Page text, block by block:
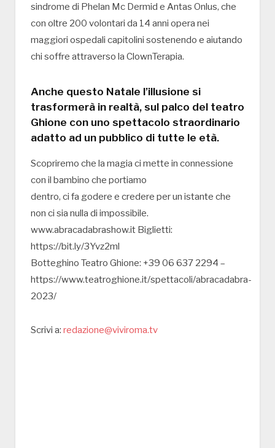
sindrome di Phelan Mc Dermid e Antas Onlus, che
con oltre 200 volontari da 14 anni opera nei
maggiori ospedali capitolini sostenendo e aiutando
chi soffre attraverso la ClownTerapia.
Anche questo Natale l’illusione si
trasformerà in realtà, sul palco del teatro
Ghione con uno spettacolo straordinario
adatto ad un pubblico di tutte le età.
Scopriremo che la magia ci mette in connessione
con il bambino che portiamo
dentro, ci fa godere e credere per un istante che
non ci sia nulla di impossibile.
www.abracadabrashow.it Biglietti:
https://bit.ly/3Yvz2ml
Botteghino Teatro Ghione: +39 06 637 2294 –
https://www.teatroghione.it/spettacoli/abracadabra-
2023/
Scrivi a: redazione@viviroma.tv